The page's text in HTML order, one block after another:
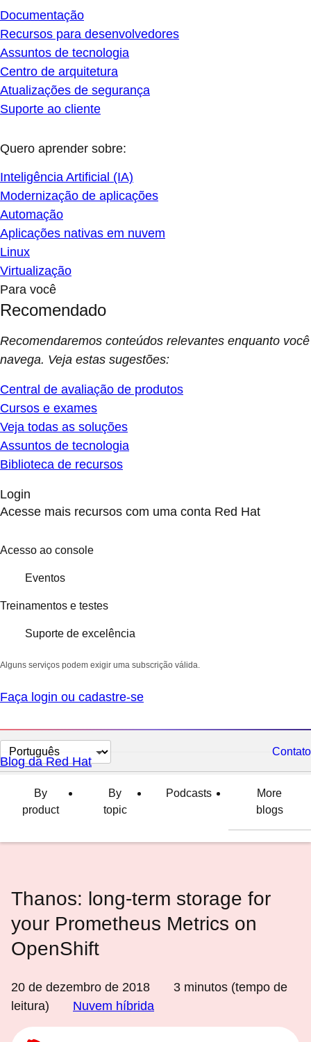
Documentação
Recursos para desenvolvedores
Assuntos de tecnologia
Centro de arquitetura
Atualizações de segurança
Suporte ao cliente
Quero aprender sobre:
Inteligência Artificial (IA)
Modernização de aplicações
Automação
Aplicações nativas em nuvem
Linux
Virtualização
Para você
Recomendado
Recomendaremos conteúdos relevantes enquanto você
navega. Veja estas sugestões:
Central de avaliação de produtos
Cursos e exames
Veja todas as soluções
Assuntos de tecnologia
Biblioteca de recursos
Login
Acesse mais recursos com uma conta Red Hat
Acesso ao console
Eventos
Treinamentos e testes
Suporte de excelência
Alguns serviços podem exigir uma subscrição válida.
Faça login ou cadastre-se
Selecionar
idioma
Contato
Blog da Red Hat
By
product
By
topic
Podcasts
More
blogs
Thanos: long-term storage for
your Prometheus Metrics on
OpenShift
20 de dezembro de 2018 3 minutos (tempo de
leitura)
Nuvem híbrida